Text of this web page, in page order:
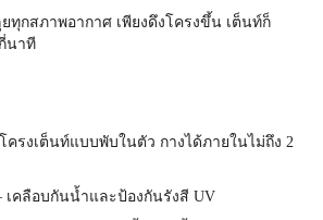
ทุกสภาพอากาศ เพียงดึงโครงขึ้น เต็นท์ก็
นาที
ครงเต็นท์แบบพับในตัว กางได้ภายในไม่ถึง 2
เคลือบกันน้ำและป้องกันรังสี UV